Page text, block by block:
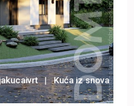
Kuća iz snova